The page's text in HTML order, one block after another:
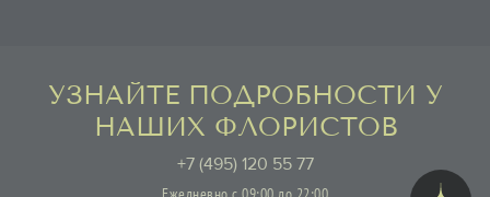
УЗНАЙТЕ ПОДРОБНОСТИ У
НАШИХ ФЛОРИСТОВ
+7 (495) 120 55 77